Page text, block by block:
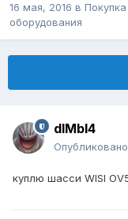
16 мая, 2016 в
оборудования
dIMbI4
Опубликовано
куплю шасси WISI